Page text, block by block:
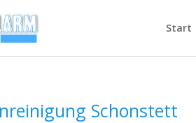
Start
Schonstett